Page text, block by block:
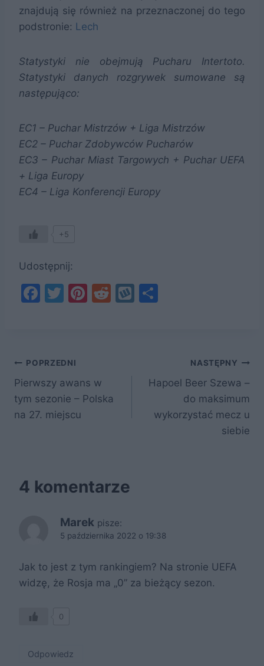
znajdują się również na przeznaczonej do tego
podstronie: Lech
Statystyki nie obejmują Pucharu Intertoto.
Statystyki danych rozgrywek sumowane są
następująco:
EC1 – Puchar Mistrzów + Liga Mistrzów
EC2 – Puchar Zdobywców Pucharów
EC3 – Puchar Miast Targowych + Puchar UEFA
+ Liga Europy
EC4 – Liga Konferencji Europy
+5
Udostępnij:
F
b
o
o
k
T
Pi
R
W
Nawigacja
wpisu
POPRZEDNI
Pierwszy awans w
tym sezonie – Polska
na 27. miejscu
NASTĘPNY
Hapoel Beer Szewa –
do maksimum
wykorzystać mecz u
siebie
4 komentarze
Marek pisze:
5 października 2022 o 19:38
Jak to jest z tym rankingiem? Na stronie UEFA
widzę, że Rosja ma „0” za bieżący sezon.
0
Odpowiedz